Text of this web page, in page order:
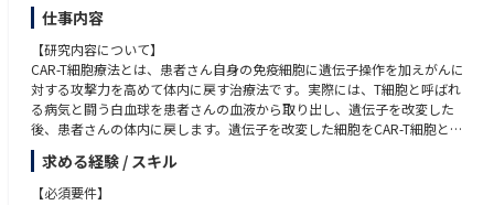
仕事内容
【研究内容について】
CAR-T細胞療法とは、患者さん自身の免疫細胞に遺伝子操作を加えがんに
対する攻撃力を高めて体内に戻す治療法です。実際には、T細胞と呼ばれ
る病気と闘う白血球を患者さんの血液から取り出し、遺伝子を改変した
後、患者さんの体内に戻します。遺伝子を改変した細胞をCAR-T細胞と呼
び、CAR-T細胞はがん細胞上の抗原蛋白を認識しこれを標的として攻撃を
開始します。同社では従来のCAR-T細胞と比較しより治療効果を高めた独
自のCAR-T細胞の研究開発をおこなっています。
求める経験 / スキル
【必須要件】